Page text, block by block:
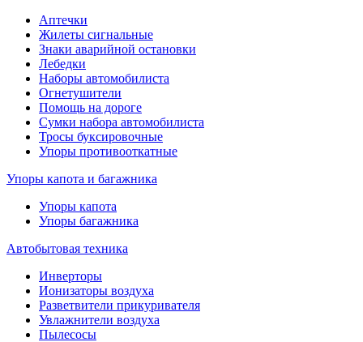
Аптечки
Жилеты сигнальные
Знаки аварийной остановки
Лебедки
Наборы автомобилиста
Огнетушители
Помощь на дороге
Сумки набора автомобилиста
Тросы буксировочные
Упоры противооткатные
Упоры капота и багажника
Упоры капота
Упоры багажника
Автобытовая техника
Инверторы
Ионизаторы воздуха
Разветвители прикуривателя
Увлажнители воздуха
Пылесосы